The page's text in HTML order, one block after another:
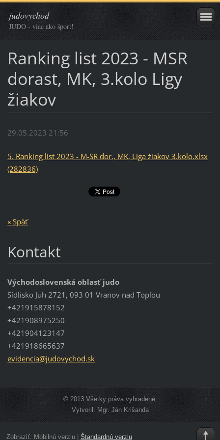
judovychod
JUDO - viac ako šport!
Ranking list 2023 - MSR
dorast, MK, 3.kolo Ligy
žiakov
29.05.2023 21:56
5. Ranking list 2023 - M-SR dor., MK, Liga žiakov 3.kolo.xlsx
(282836)
« Späť
Kontakt
Východoslovenská oblasť judo
Sídlisko Juh 2721, 093 01 Vranov nad Topľou
+421915878152
+421908975250
+421904123147
+421918665637
evidencia@judovychod.sk
© 2013 Všetky práva vyhradené.
Vytvoril: Mgr. Ján Krišanda
Zobraziť: Mobilnú verziu| Štandardnú verziu